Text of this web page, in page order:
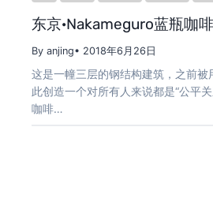
东京·Nakameguro蓝瓶咖
By anjing• 2018年6月26日
这是一幢三层的钢结构建筑，之前被
此创造一个对所有人来说都是“公平
咖啡…